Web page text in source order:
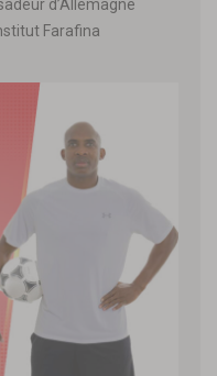
d’Allemagne
Farafina